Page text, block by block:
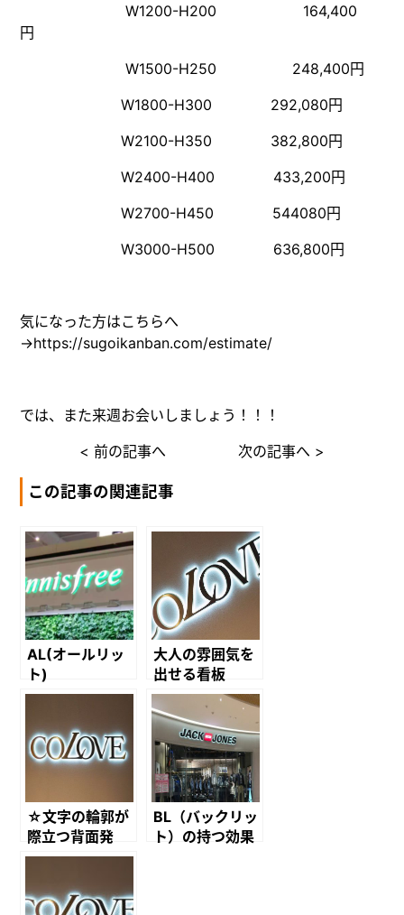
W1200-H200 164,400
円
W1500-H250 248,400円
W1800-H300 292,080円
W2100-H350 382,800円
W2400-H400 433,200円
W2700-H450 544080円
W3000-H500 636,800円
気になった方はこちらへ
→https://sugoikanban.com/estimate/
では、また来週お会いしましょう！！！
< 前の記事へ
次の記事へ >
この記事の関連記事
AL(オールリッ
ト)
大人の雰囲気を
出せる看板
☆文字の輪郭が
際立つ背面発
光 BL（バック
BL（バックリッ
ト）の持つ効果